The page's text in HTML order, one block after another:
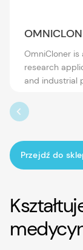
OmniCloner
research
and industrial
Przejdź do